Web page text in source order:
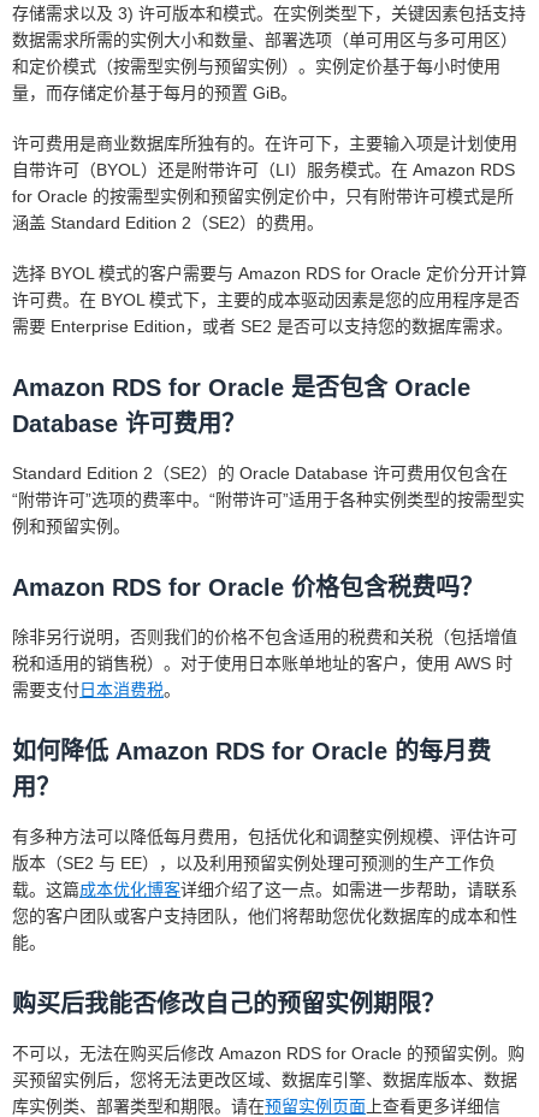
存储需求以及 3) 许可版本和模式。在实例类型下，关键因素包括支持
数据需求所需的实例大小和数量、部署选项（单可用区与多可用区）
和定价模式（按需型实例与预留实例）。实例定价基于每小时使用
量，而存储定价基于每月的预置 GiB。
许可费用是商业数据库所独有的。在许可下，主要输入项是计划使用
自带许可（BYOL）还是附带许可（LI）服务模式。在 Amazon RDS
for Oracle 的按需型实例和预留实例定价中，只有附带许可模式是所
涵盖 Standard Edition 2（SE2）的费用。
选择 BYOL 模式的客户需要与 Amazon RDS for Oracle 定价分开计算
许可费。在 BYOL 模式下，主要的成本驱动因素是您的应用程序是否
需要 Enterprise Edition，或者 SE2 是否可以支持您的数据库需求。
Amazon RDS for Oracle 是否包含 Oracle
Database 许可费用？
Standard Edition 2（SE2）的 Oracle Database 许可费用仅包含在
“附带许可”选项的费率中。“附带许可”适用于各种实例类型的按需型实
例和预留实例。
Amazon RDS for Oracle 价格包含税费吗？
除非另行说明，否则我们的价格不包含适用的税费和关税（包括增值
税和适用的销售税）。对于使用日本账单地址的客户，使用 AWS 时
需要支付日本消费税。
如何降低 Amazon RDS for Oracle 的每月费
用？
有多种方法可以降低每月费用，包括优化和调整实例规模、评估许可
版本（SE2 与 EE），以及利用预留实例处理可预测的生产工作负
载。这篇成本优化博客详细介绍了这一点。如需进一步帮助，请联系
您的客户团队或客户支持团队，他们将帮助您优化数据库的成本和性
能。
购买后我能否修改自己的预留实例期限？
不可以，无法在购买后修改 Amazon RDS for Oracle 的预留实例。购
买预留实例后，您将无法更改区域、数据库引擎、数据库版本、数据
库实例类、部署类型和期限。请在预留实例页面 上查看更多详细信